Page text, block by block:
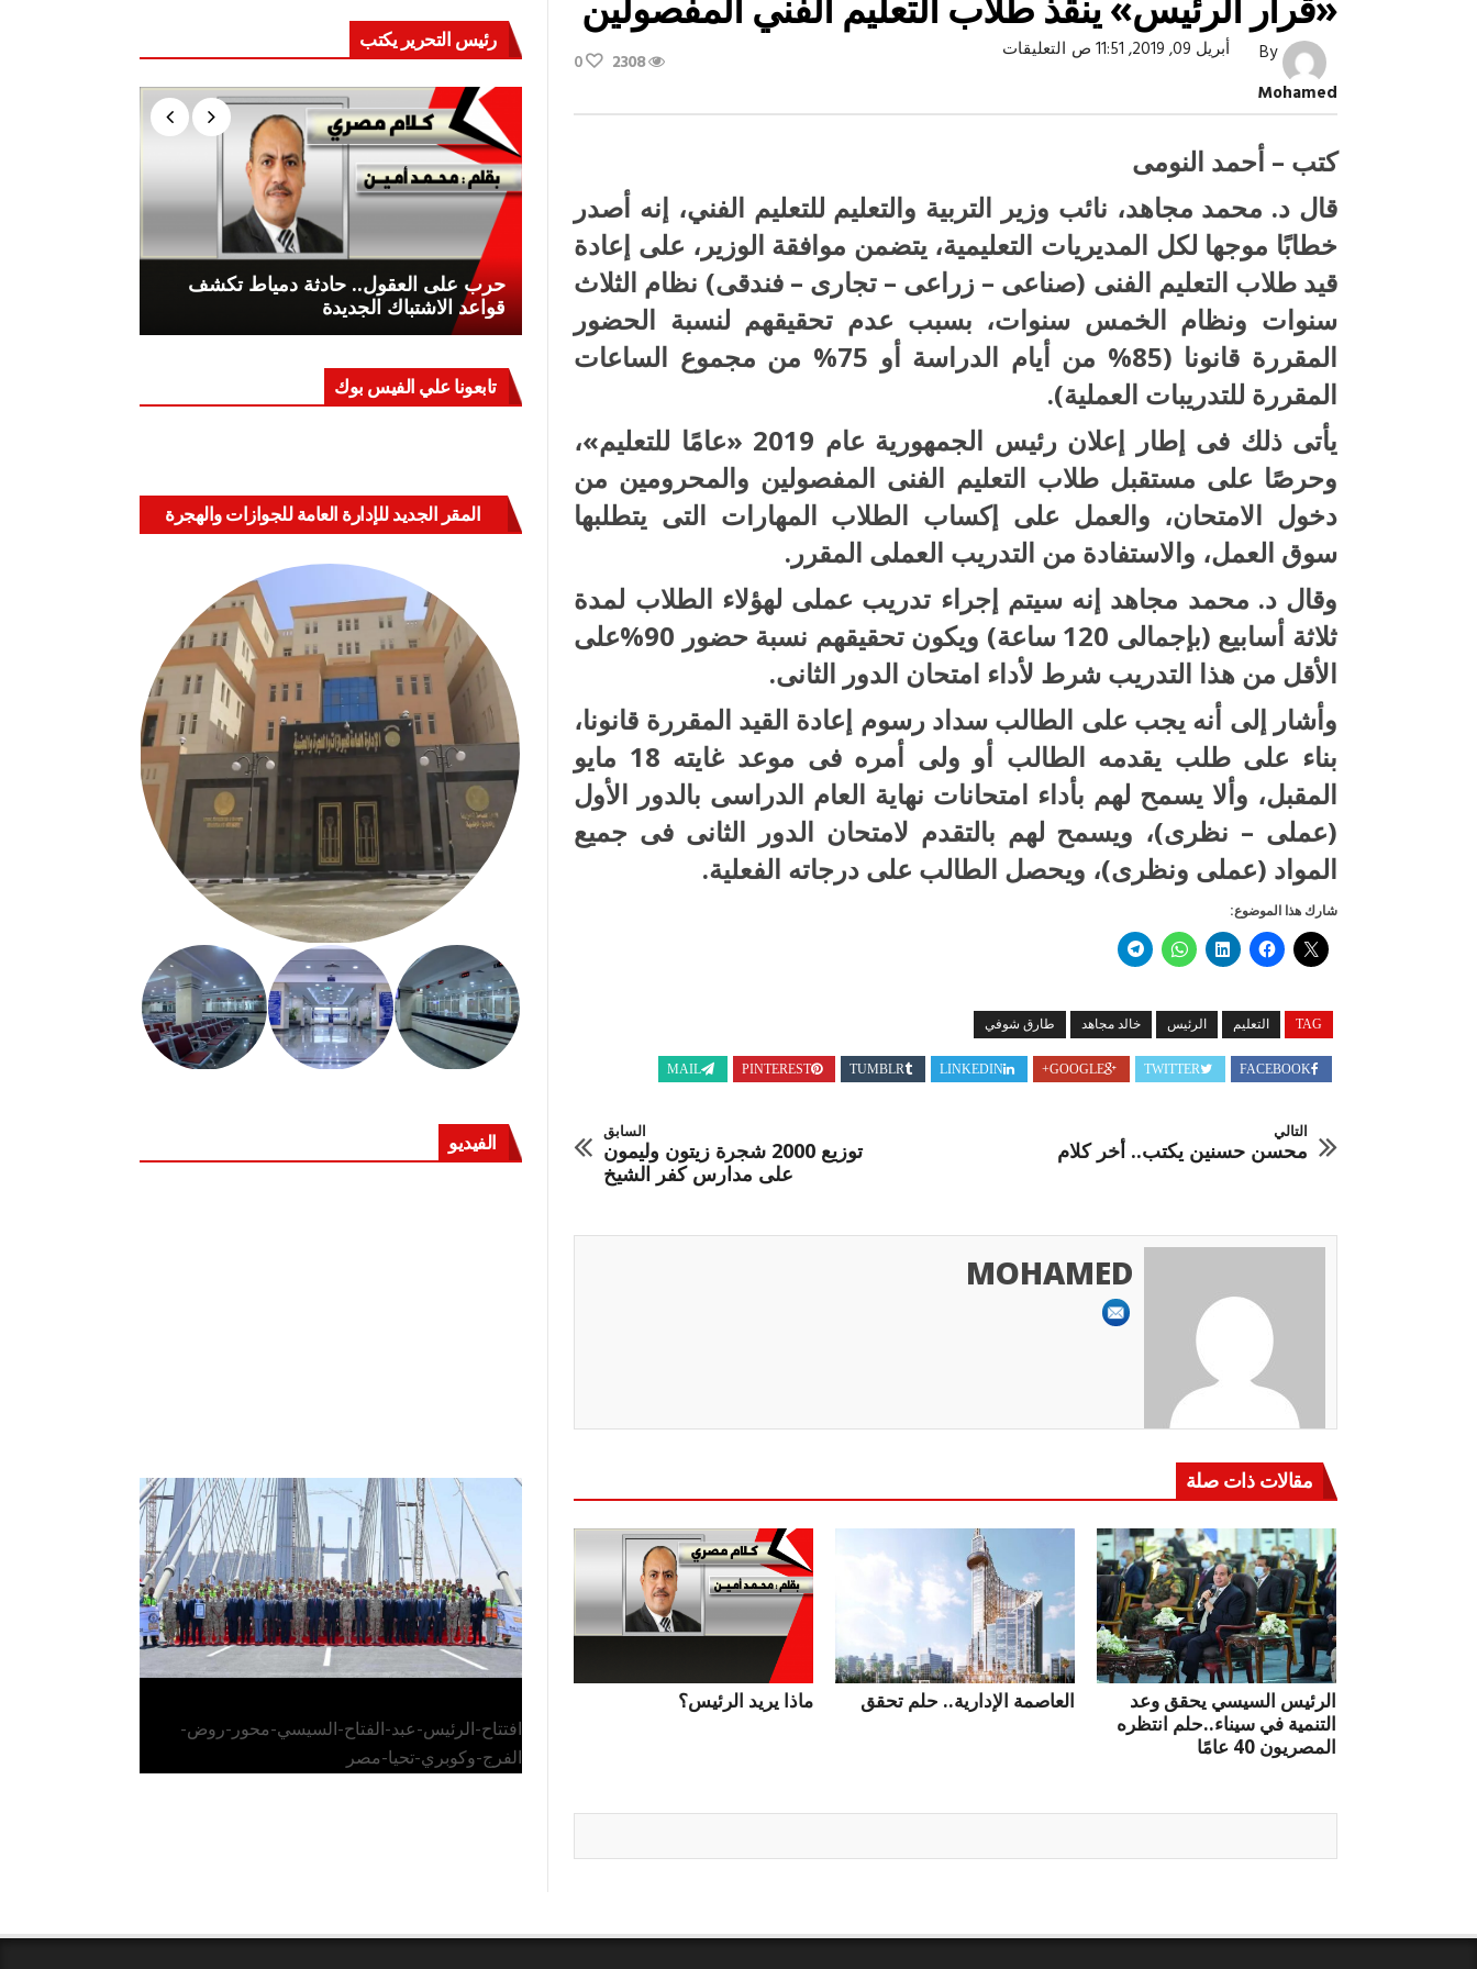
By
Mohamed
أبريل 09, 2019, 11:51 ص التعليقات
طلاب
مغلقة
2308
0
كتب – أحمد النومى
قال د. محمد مجاهد، نائب وزير التربية والتعليم للتعليم الفني، إنه أصدر
خطابًا موجها لكل المديريات التعليمية، يتضمن موافقة الوزير، على إعادة
قيد طلاب التعليم الفنى (صناعى – زراعى – تجارى – فندقى) نظام الثلاث
سنوات ونظام الخمس سنوات، بسبب عدم تحقيقهم لنسبة الحضور
المقررة قانونا (85% من أيام الدراسة أو 75% من مجموع الساعات
المقررة للتدريبات العملية).
يأتى ذلك فى إطار إعلان رئيس الجمهورية عام 2019 «عامًا للتعليم»،
وحرصًا على مستقبل طلاب التعليم الفنى المفصولين والمحرومين من
دخول الامتحان، والعمل على إكساب الطلاب المهارات التى يتطلبها
سوق العمل، والاستفادة من التدريب العملى المقرر.
وقال د. محمد مجاهد إنه سيتم إجراء تدريب عملى لهؤلاء الطلاب لمدة
ثلاثة أسابيع (بإجمالى 120 ساعة) ويكون تحقيقهم نسبة حضور 90%على
الأقل من هذا التدريب شرط لأداء امتحان الدور الثانى.
وأشار إلى أنه يجب على الطالب سداد رسوم إعادة القيد المقررة قانونا،
بناء على طلب يقدمه الطالب أو ولى أمره فى موعد غايته 18 مايو
المقبل، وألا يسمح لهم بأداء امتحانات نهاية العام الدراسى بالدور الأول
(عملى – نظرى)، ويسمح لهم بالتقدم لامتحان الدور الثانى فى جميع
المواد (عملى ونظرى)، ويحصل الطالب على درجاته الفعلية.
شارك هذا الموضوع:
TAG التعليم الرئيس خالد مجاهد طارق شوفي
FACEBOOK
TWITTER
GOOGLE+
LINKEDIN
TUMBLR
PINTEREST
MAIL
السابق
توزيع 2000 شجرة زيتون وليمون
على مدارس كفر الشيخ
التالي
محسن حسنين يكتب.. أخر كلام
MOHAMED
مقالات ذات صلة
ماذا يريد الرئيس؟ العاصمة الإدارية.. حلم تحقق
الرئيس السيسي يحقق وعد
التنمية في سيناء..حلم انتظره
المصريون 40 عامًا
رئيس التحرير يكتب
حرب على العقول.. حادثة دمياط تكشف
قواعد الاشتباك الجديدة
كيف تحمي مصر ثرواتها في الجنوب؟
معركة لا تُرى.. وحراس لا ينامون
جهاز مستقبل مصر نموذجا.. لماذا تُنشئ
الدول كيانات تنموية عملاقة؟
تابعونا علي الفيس بوك
المقر الجديد للإدارة العامة للجوازات والهجرة
الفيديو
الرئيس عبد الفتاح السيسي يفتتح محور روض
الفرج وكوبري تحيا مصر
افتتاح-الرئيس-عبد-الفتاح-السيسي-محور-روض-
الفرج-وكوبري-تحيا-مصر